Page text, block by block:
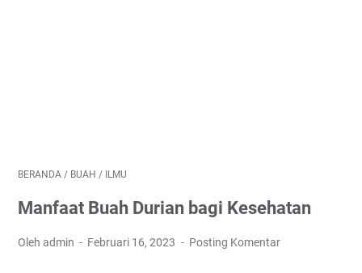
BERANDA / BUAH / ILMU
Manfaat Buah Durian bagi Kesehatan
Oleh admin Februari 16, 2023 Posting Komentar